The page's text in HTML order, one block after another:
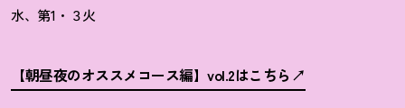
水、第1・３火
【朝昼夜のオススメコース編】vol.2はこちら